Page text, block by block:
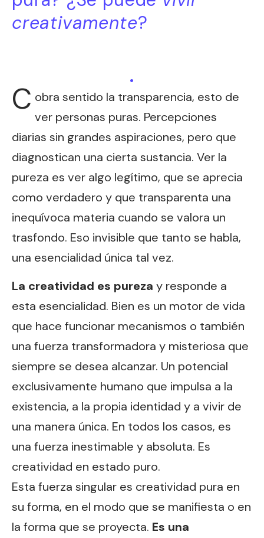
creativamente?
.
C obra sentido la transparencia, esto de
ver personas puras. Percepciones
diarias sin grandes aspiraciones, pero que
diagnostican una cierta sustancia. Ver la
pureza es ver algo legítimo, que se aprecia
como verdadero y que transparenta una
inequívoca materia cuando se valora un
trasfondo. Eso invisible que tanto se habla,
una esencialidad única tal vez.
La creatividad es pureza y responde a
esta esencialidad. Bien es un motor de vida
que hace funcionar mecanismos o también
una fuerza transformadora y misteriosa que
siempre se desea alcanzar. Un potencial
exclusivamente humano que impulsa a la
existencia, a la propia identidad y a vivir de
una manera única. En todos los casos, es
una fuerza inestimable y absoluta. Es
creatividad en estado puro.
Esta fuerza singular es creatividad pura en
su forma, en el modo que se manifiesta o en
la forma que se proyecta. Es una